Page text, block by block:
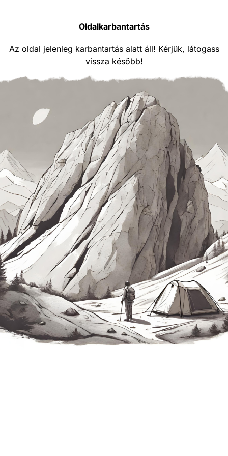
Oldalkarbantartás
Az oldal jelenleg karbantartás alatt áll! Kérjük, látogass
vissza később!